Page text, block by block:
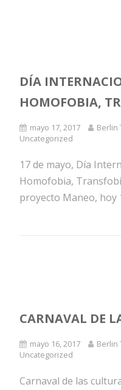
DÍA
HOMOFOBIA,
mayo 17, 2017 Berlin
Uncategorized
17 de mayo, Día
Homofobia,
proyecto Maneo, hoy
CARNAVAL DE
mayo 16, 2017 Berlin
Uncategorized
Carnaval de las